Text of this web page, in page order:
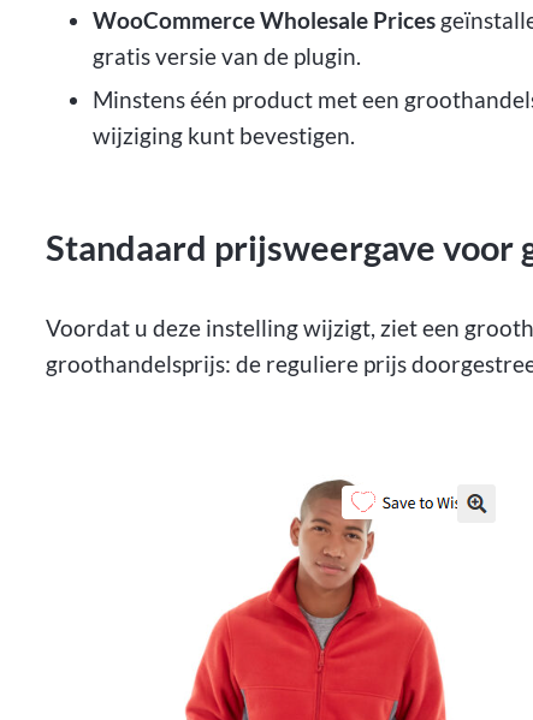
WooCommerce Wholesale Prices
gratis versie van de plugin.
Minstens één product met een
wijziging kunt bevestigen.
Standaard prijsweergave voor
Voordat u deze instelling wijzigt, ziet een
groothandelsprijs: de reguliere prijs